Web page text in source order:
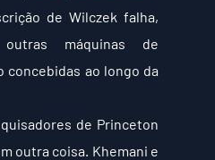
de Wilczek falha,
máquinas de
concebidas ao longo da
de Princeton
outra coisa. Khemani e